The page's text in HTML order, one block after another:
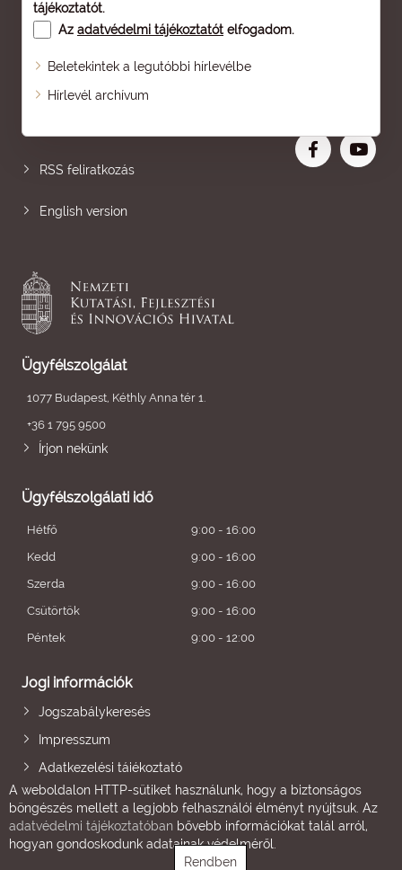
tájékoztatót.
Az adatvédelmi tájékoztatót elfogadom.
Beletekintek a legutóbbi hírlevélbe
Hírlevél archívum
Oldaltérkép
RSS feliratkozás
English version
Ügyfélszolgálat
1077 Budapest, Kéthly Anna tér 1.
+36 1 795 9500
Írjon nekünk
Ügyfélszolgálati idő
Hétfő
9:00 - 16:00
Kedd
9:00 - 16:00
Szerda
9:00 - 16:00
Csütörtök
9:00 - 16:00
Péntek
9:00 - 12:00
Jogi információk
Jogszabálykeresés
Impresszum
Adatkezelési tájékoztató
A weboldalon HTTP-sütiket használunk, hogy a biztonságos
böngészés mellett a legjobb felhasználói élményt nyújtsuk. Az
adatvédelmi tájékoztatóban bővebb információkat talál arról,
hogyan gondoskodunk adatainak védelméről.
Rendben